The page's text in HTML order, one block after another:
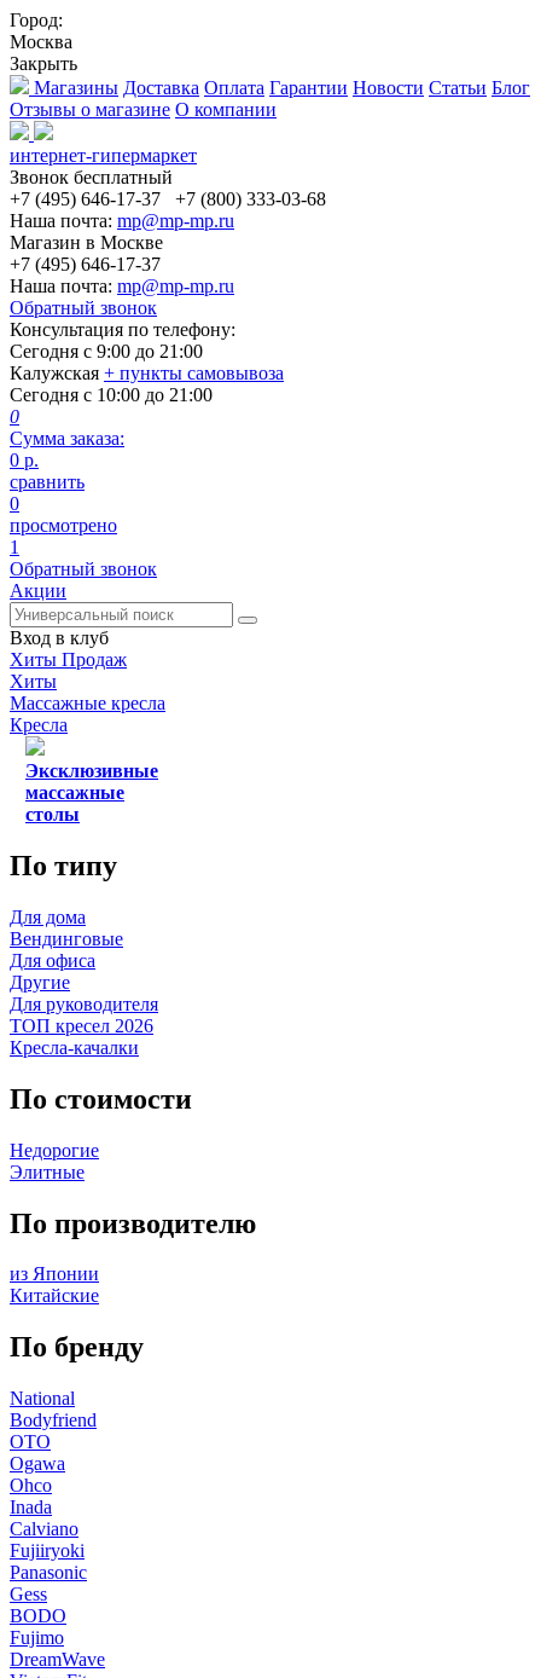
Город:
Москва
Закрыть
Магазины Доставка Оплата Гарантии Новости Статьи Блог
Отзывы о магазине О компании
интернет-гипермаркет
Звонок бесплатный
+7 (495) 646-17-37
+7 (800) 333-03-68
Наша почта: mp@mp-mp.ru
Магазин в Москве
+7 (495) 646-17-37
Наша почта: mp@mp-mp.ru
Обратный звонок
Консультация по телефону:
Сегодня с 9:00 до 21:00
Калужская + пункты самовывоза
Сегодня с 10:00 до 21:00
0
Сумма заказа:
0 р.
сравнить
0
просмотрено
1
Обратный звонок
Акции
Вход в клуб
Хиты Продаж
Хиты
Массажные кресла
Кресла
Эксклюзивные
массажные
столы
По типу
Для дома
Вендинговые
Для офиса
Другие
Для руководителя
ТОП кресел 2026
Кресла-качалки
По стоимости
Недорогие
Элитные
По производителю
из Японии
Китайские
По бренду
National
Bodyfriend
OTO
Ogawa
Ohco
Inada
Calviano
Fujiiryoki
Panasonic
Gess
BODO
Fujimo
DreamWave